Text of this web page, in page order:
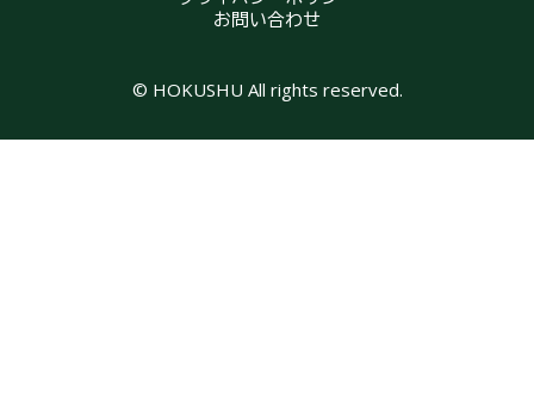
お問い合わせ
© HOKUSHU All rights reserved.